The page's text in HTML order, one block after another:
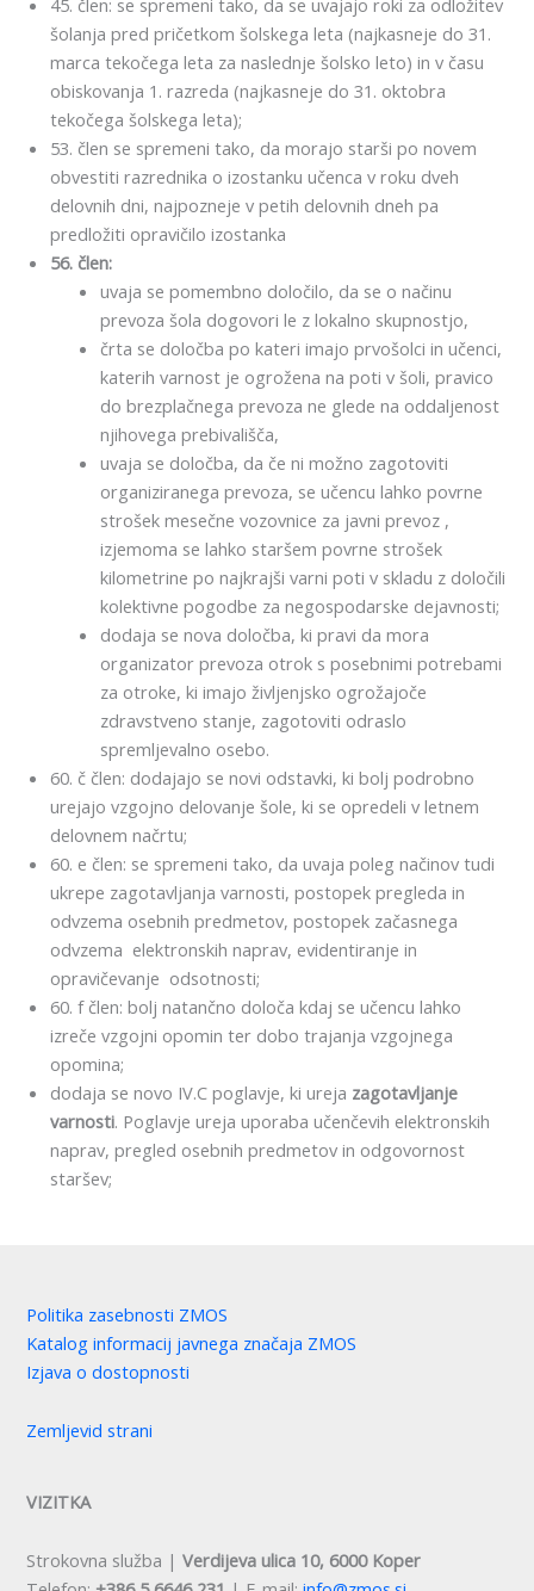
45. člen: se spremeni tako, da se uvajajo roki za odložitev
šolanja pred pričetkom šolskega leta (najkasneje do 31.
marca tekočega leta za naslednje šolsko leto) in v času
obiskovanja 1. razreda (najkasneje do 31. oktobra
tekočega šolskega leta);
53. člen se spremeni tako, da morajo starši po novem
obvestiti razrednika o izostanku učenca v roku dveh
delovnih dni, najpozneje v petih delovnih dneh pa
predložiti opravičilo izostanka
56. člen:
uvaja se pomembno določilo, da se o načinu
prevoza šola dogovori le z lokalno skupnostjo,
črta se določba po kateri imajo prvošolci in učenci,
katerih varnost je ogrožena na poti v šoli, pravico
do brezplačnega prevoza ne glede na oddaljenost
njihovega prebivališča,
uvaja se določba, da če ni možno zagotoviti
organiziranega prevoza, se učencu lahko povrne
strošek mesečne vozovnice za javni prevoz ,
izjemoma se lahko staršem povrne strošek
kilometrine po najkrajši varni poti v skladu z določili
kolektivne pogodbe za negospodarske dejavnosti;
dodaja se nova določba, ki pravi da mora
organizator prevoza otrok s posebnimi potrebami
za otroke, ki imajo življenjsko ogrožajoče
zdravstveno stanje, zagotoviti odraslo
spremljevalno osebo.
60. č člen: dodajajo se novi odstavki, ki bolj podrobno
urejajo vzgojno delovanje šole, ki se opredeli v letnem
delovnem načrtu;
60. e člen: se spremeni tako, da uvaja poleg načinov tudi
ukrepe zagotavljanja varnosti, postopek pregleda in
odvzema osebnih predmetov, postopek začasnega
odvzema elektronskih naprav, evidentiranje in
opravičevanje odsotnosti;
60. f člen: bolj natančno določa kdaj se učencu lahko
izreče vzgojni opomin ter dobo trajanja vzgojnega
opomina;
dodaja se novo IV.C poglavje, ki ureja zagotavljanje
varnosti. Poglavje ureja uporaba učenčevih elektronskih
naprav, pregled osebnih predmetov in odgovornost
staršev;
Politika zasebnosti ZMOS
Katalog informacij javnega značaja ZMOS
Izjava o dostopnosti
Zemljevid strani
VIZITKA
Strokovna služba |Verdijeva ulica 10, 6000 Koper